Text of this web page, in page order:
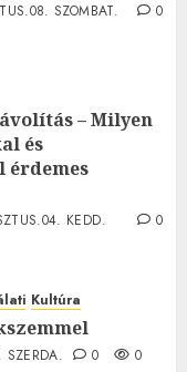
SZOMBAT.
0
– Milyen
és
érdemes
KEDD.
0
Kultúra
0 0